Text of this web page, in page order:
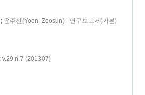
주선(Yoon, Zoosun) - 연구보고서(기본)
v.29 n.7 (201307)